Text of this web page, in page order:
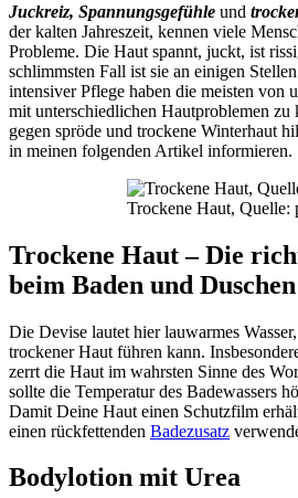
Juckreiz, Spannungsgefühle und
der kalten Jahreszeit, kennen viele
Probleme. Die Haut spannt, juckt, ist
schlimmsten Fall ist sie an einigen
intensiver Pflege haben die meisten von
mit unterschiedlichen Hautproblemen zu
gegen spröde und trockene Winterhaut
in meinen folgenden Artikel informieren.
Trockene Haut, Quelle:
Trockene Haut – Die
beim Baden und Duschen
Die Devise lautet hier lauwarmes
trockener Haut führen kann.
zerrt die Haut im wahrsten Sinne des
sollte die Temperatur des Badewassers
Damit Deine Haut einen Schutzfilm
einen rückfettenden Badezusatz
Bodylotion mit Urea